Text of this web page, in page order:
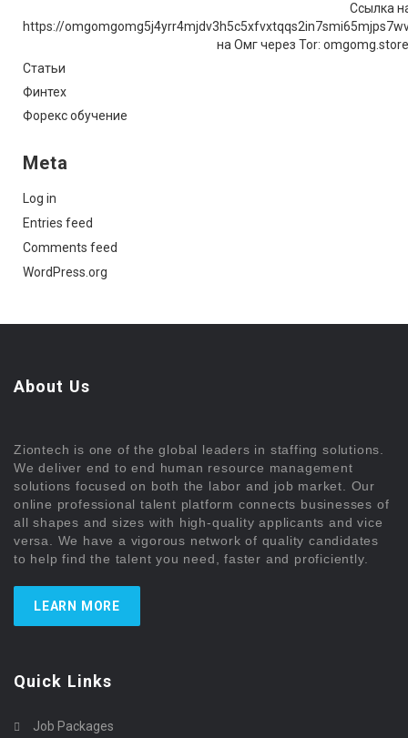
Ссылка
https://
на Омг через Tor:
Статьи
Финтех
Форекс обучение
Meta
Log in
Entries feed
Comments feed
WordPress.org
About Us
Ziontech is one of the global leaders in staffing solutions.
We deliver end to end human resource management
solutions focused on both the labor and job market. Our
online professional talent platform connects businesses of
all shapes and sizes with high-quality applicants and vice
versa. We have a vigorous network of quality candidates
to help find the talent you need, faster and proficiently.
LEARN MORE
Quick Links
Job Packages